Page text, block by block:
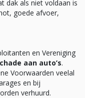
dak als niet voldaan is
goede afvoer,
en Vereniging
aan auto’s.
Voorwaarden veelal
en bij
verhuurd.